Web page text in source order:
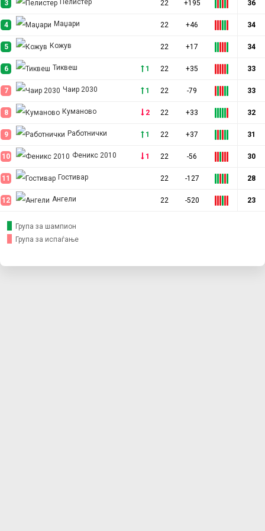
3 22 +195 36
4 Маџари 22 +46 34
5 Кожув 22 +17 34
6 Тиквеш 1 22 +35 33
7 Чаир 2030 1 22 -79 33
8 Куманово 2 22 +33 32
9 Работнички 1 22 +37 31
10 Феникс 2010 1 22 -56 30
11 Гостивар 22 -127 28
12 Ангели 22 -520 23
Група за шампион
Група за испаѓање